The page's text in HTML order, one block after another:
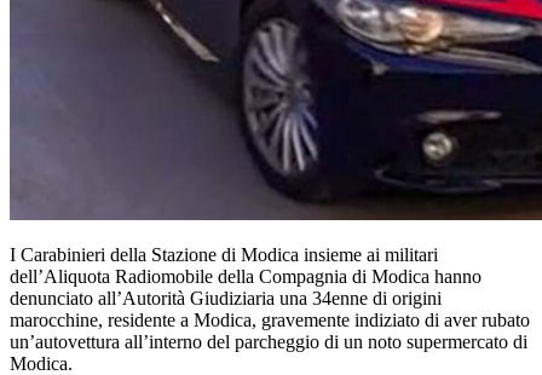
I Carabinieri della Stazione di Modica insieme ai militari
dell’Aliquota Radiomobile della Compagnia di Modica hanno
denunciato all’Autorità Giudiziaria una 34enne di origini
marocchine, residente a Modica, gravemente indiziato di aver rubato
un’autovettura all’interno del parcheggio di un noto supermercato di
Modica.